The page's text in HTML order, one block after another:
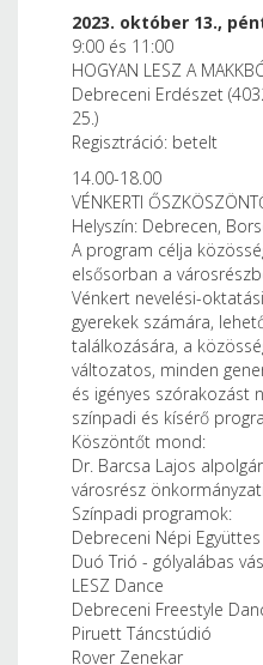
2023. október 13.,
9:00 és 11:00
HOGYAN LESZ A
Debreceni Erdészet
25.)
Regisztráció: betelt
14.00-18.00
VÉNKERTI
Helyszín: Debrecen,
A program célja
elsősorban a
Vénkert nevelési-
gyerekek számára,
találkozására, a
változatos, minden
és igényes szórakozást
színpadi és kísérő
Köszöntőt mond:
Dr. Barcsa Lajos
városrész
Színpadi programok:
Debreceni Népi Együttes
Duó Trió - gólyalábas
LESZ Dance
Debreceni Freestyle
Piruett Táncstúdió
Rover Zenekar